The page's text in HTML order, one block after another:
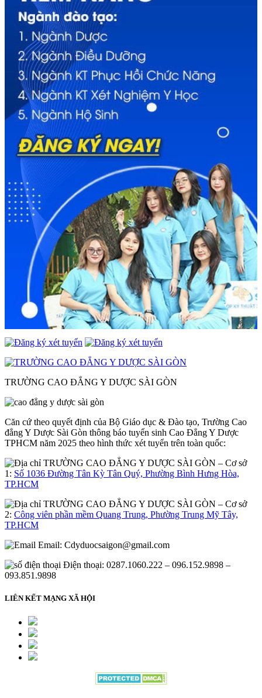
TRƯỜNG CAO ĐẲNG Y DƯỢC SÀI GÒN
Căn cứ theo quyết định của Bộ Giáo dục & Đào tạo, Trường Cao
đẳng Y Dược Sài Gòn thông báo tuyển sinh Cao Đẳng Y Dược
TPHCM năm 2025 theo hình thức xét tuyển trên toàn quốc:
– Cơ sở
1: Số 1036 Đường Tân Kỳ Tân Quý, Phường Bình Hưng Hòa,
TP.HCM
– Cơ sở
2: Công viên phần mềm Quang Trung, Phường Trung Mỹ Tây,
TP.HCM
Email: Cdyduocsaigon@gmail.com
Điện thoại: 0287.1060.222 – 096.152.9898 –
093.851.9898
LIÊN KẾT MẠNG XÃ HỘI